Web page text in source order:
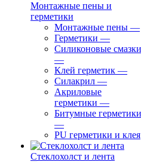
Монтажные пены и
герметики
Монтажные пены —
Герметики —
Силиконовые смазки
—
Клей герметик —
Силакрил —
Акриловые
герметики —
Битумные герметики
—
PU герметики и клея
Стеклохолст и лента